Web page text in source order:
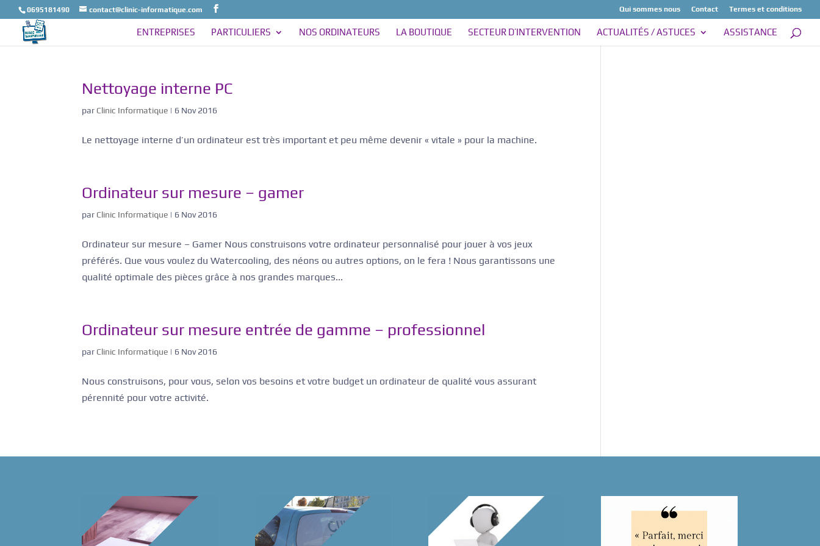
0695181490 contact@clinic-informatique.com Qui sommes nous Contact Termes et conditions
ENTREPRISES PARTICULIERS NOS ORDINATEURS LA BOUTIQUE SECTEUR D’INTERVENTION ACTUALITÉS / ASTUCES ASSISTANCE
Nettoyage interne PC
par Clinic Informatique | 6 Nov 2016
Le nettoyage interne d’un ordinateur est très important et peu même devenir « vitale » pour la machine.
Ordinateur sur mesure – gamer
par Clinic Informatique | 6 Nov 2016
Ordinateur sur mesure – Gamer Nous construisons votre ordinateur personnalisé pour jouer à vos jeux
préférés. Que vous voulez du Watercooling, des néons ou autres options, on le fera ! Nous garantissons une
qualité optimale des pièces grâce à nos grandes marques...
Ordinateur sur mesure entrée de gamme – professionnel
par Clinic Informatique | 6 Nov 2016
Nous construisons, pour vous, selon vos besoins et votre budget un ordinateur de qualité vous assurant
pérennité pour votre activité.